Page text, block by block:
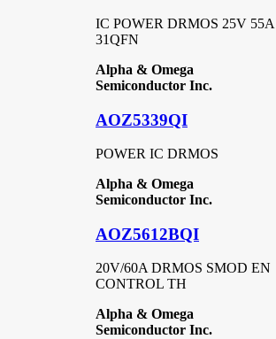
IC POWER DRMOS 25V 55A
31QFN
Alpha & Omega
Semiconductor Inc.
AOZ5339QI
POWER IC DRMOS
Alpha & Omega
Semiconductor Inc.
AOZ5612BQI
20V/60A DRMOS SMOD EN
CONTROL TH
Alpha & Omega
Semiconductor Inc.